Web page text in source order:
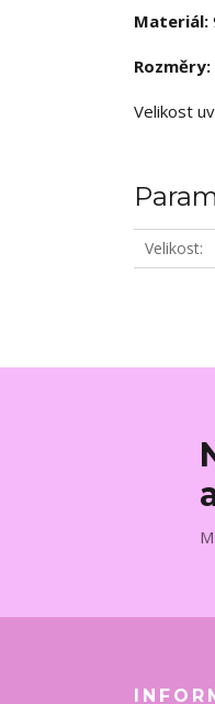
Materiál:
Rozměry:
Velikost
Velikost